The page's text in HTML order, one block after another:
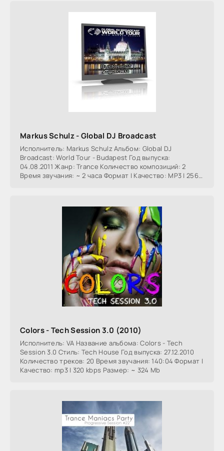
Markus Schulz - Global DJ Broadcast
Исполнитель: Markus Schulz Альбом: Global DJ
Broadcast: World Tour - Budapest Год выпуска:
04.08.2011 Жанр: Trance Количество композиций: 2
Время звучания: ~ 2 часа Формат | Качество: MP3 | 256
Colors - Tech Session 3.0 (2010)
Исполнитель: VA Название альбома: Colors - Tech
Session 3.0 Стиль: Tech House Год выпуска: 27.12.2010
Количество треков: 20 Время звучания: 140:04 Формат |
Качество: mp3 | 320 kbps Размер: ~ 324 Mb